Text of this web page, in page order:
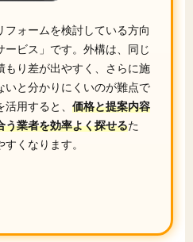
ォームを検討している方向
ビス」です。外構は、同じ
もり差が出やすく、さらに施
いと分かりにくいのが難点で
用すると、 価格と提案内容
う業者を効率よく探せるた
くなります。